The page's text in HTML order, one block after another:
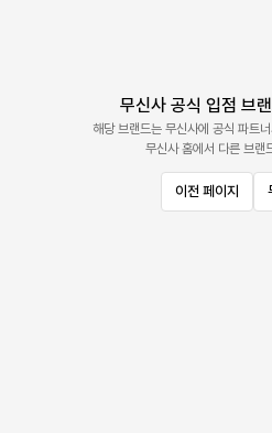
무신사 공식 입점 브
해당 브랜드는 무신사에 공식 파트
무신사 홈에서 다른 브랜
이전 페이지